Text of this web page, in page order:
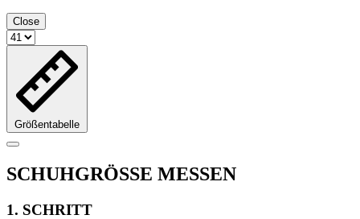
Close
Größentabelle
SCHUHGRÖSSE MESSEN
1. SCHRITT